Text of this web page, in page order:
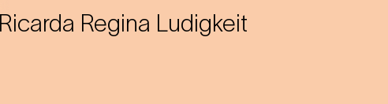
Ricarda Regina Ludigkeit